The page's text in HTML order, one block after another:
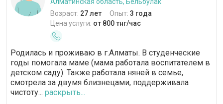
Возраст: 27 лет Опыт: 3 года
Цена услуги: от 800 тнг/час
Родилась и проживаю в г.Алматы. В студенческие
годы помогала маме (мама работала воспитателем в
детском саду). Также работала няней в семье,
смотрела за двумя близнецами, поддерживала
чистоту... раскрыть...